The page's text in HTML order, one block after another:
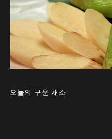
오늘의 구운 채소